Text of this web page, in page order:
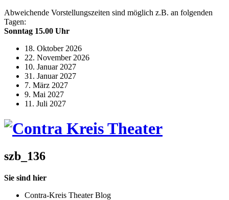
Abweichende Vorstellungszeiten sind möglich z.B. an folgenden
Tagen:
Sonntag 15.00 Uhr
18. Oktober 2026
22. November 2026
10. Januar 2027
31. Januar 2027
7. März 2027
9. Mai 2027
11. Juli 2027
szb_136
Sie sind hier
Contra-Kreis Theater Blog